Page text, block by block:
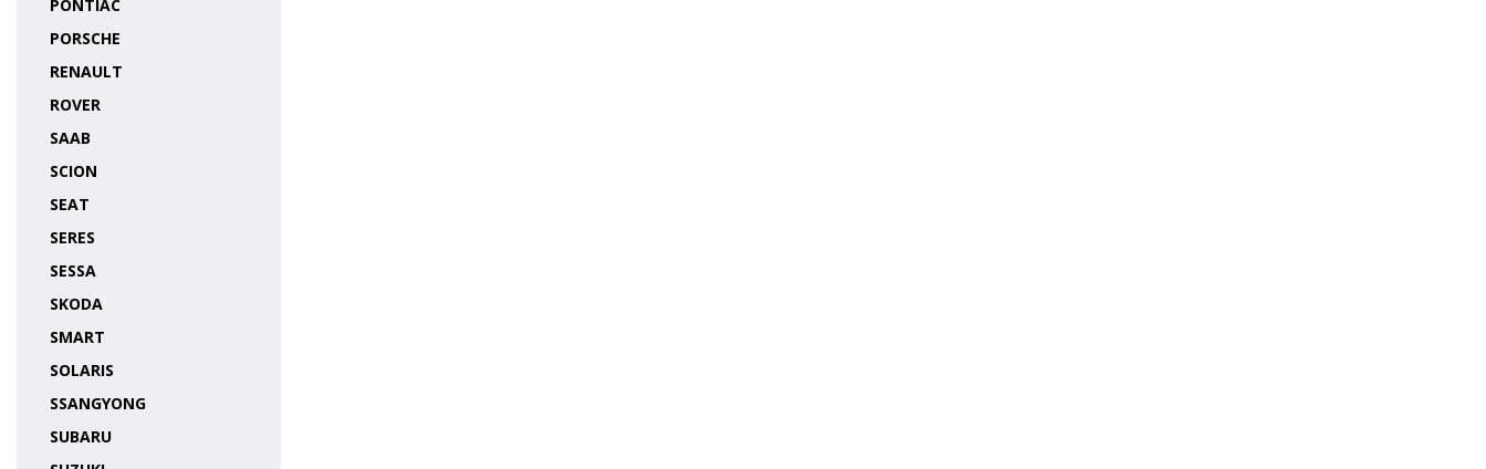
PONTIAC
PORSCHE
RENAULT
ROVER
SAAB
SCION
SEAT
SERES
SESSA
SKODA
SMART
SOLARIS
SSANGYONG
SUBARU